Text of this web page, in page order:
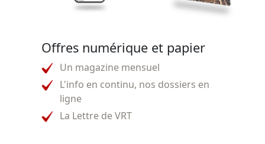
Offres numérique et papier
Un magazine mensuel
L'info en continu, nos dossiers en
ligne
La Lettre de VRT